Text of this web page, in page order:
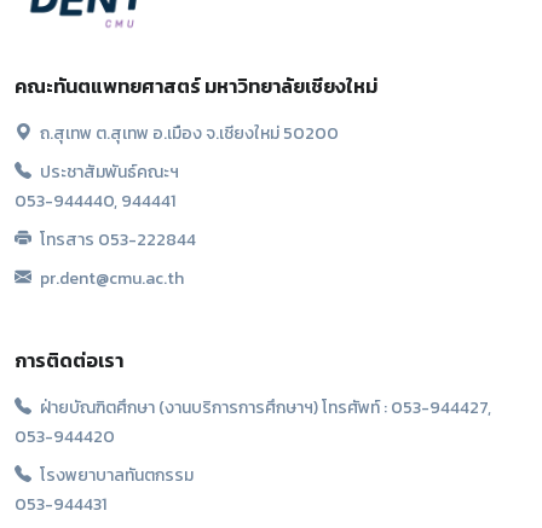
คณะทันตแพทยศาสตร์ มหาวิทยาลัยเชียงใหม่
ถ.สุเทพ ต.สุเทพ อ.เมือง จ.เชียงใหม่ 50200
ประชาสัมพันธ์คณะฯ
053-944440, 944441
โทรสาร 053-222844
pr.dent@cmu.ac.th
การติดต่อเรา
ฝ่ายบัณฑิตศึกษา (งานบริการการศึกษาฯ) โทรศัพท์ : 053-944427,
053-944420
โรงพยาบาลทันตกรรม
053-944431